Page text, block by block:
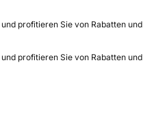
profitieren Sie von Rabatten und
profitieren Sie von Rabatten und